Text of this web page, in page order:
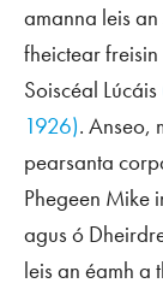
amanna leis
fheictear
Soiscéal Lúcáis
1926). Anseo,
pearsanta
Phegeen Mike
agus ó
leis an éamh a